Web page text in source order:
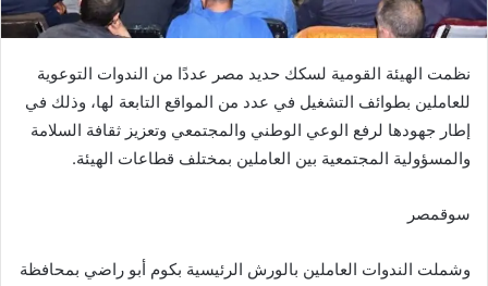
نظمت الهيئة القومية لسكك حديد مصر عددًا من الندوات التوعوية
للعاملين بطوائف التشغيل في عدد من المواقع التابعة لها، وذلك في
إطار جهودها لرفع الوعي الوطني والمجتمعي وتعزيز ثقافة السلامة
والمسؤولية المجتمعية بين العاملين بمختلف قطاعات الهيئة.
سوقمصر
وشملت الندوات العاملين بالورش الرئيسية بكوم أبو راضي بمحافظة